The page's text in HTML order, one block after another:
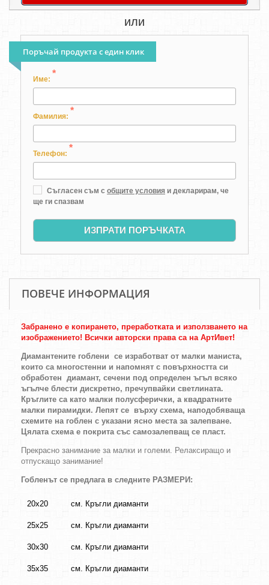
или
Поръчай продукта с един клик
Име:
*
Фамилия:
*
Телефон:
*
Съгласен съм с общите условия и декларирам, че
ще ги спазвам
ИЗПРАТИ ПОРЪЧКАТА
ПОВЕЧЕ ИНФОРМАЦИЯ
Забранено е копирането, преработката и използването на
изображението! Всички авторски права са на АртИвет!
Диамантените гоблени се изработват от малки маниста,
които са многостенни и напомнят с повърхността си
обработен диамант, сечени под определен ъгъл всяко
ъгълче блести дискретно, пречупвайки светлината.
Кръглите са като малки полусферички, а квадратните
малки пирамидки. Лепят се върху схема, наподобяваща
схемите на гоблен с указани ясно места за залепване.
Цялата схема е покрита със самозалепващ се пласт.
Прекрасно занимание за малки и големи. Релаксиращо и
отпускащо занимание!
Гобленът се предлага в следните РАЗМЕРИ:
20х20 см. Кръгли диаманти
25х25 см. Кръгли диаманти
30х30 см. Кръгли диаманти
35х35 см. Кръгли диаманти